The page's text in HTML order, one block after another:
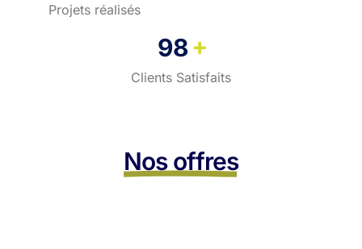
Projets réalisés
98+
Clients Satisfaits
Nos offres